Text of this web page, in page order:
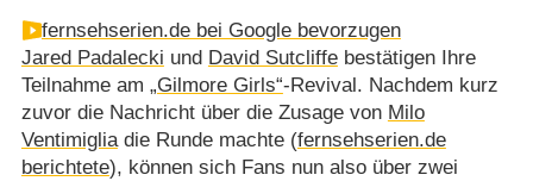
fernsehserien.de bei Google bevorzugen
Jared Padalecki und David Sutcliffebestätigen Ihre
Teilnahme am „Gilmore Girls“-Revival. Nachdem kurz
zuvor die Nachricht über die Zusage von Milo
Ventimigliadie Runde machte (fernsehserien.de
berichtete), können sich Fans nun also über zwei